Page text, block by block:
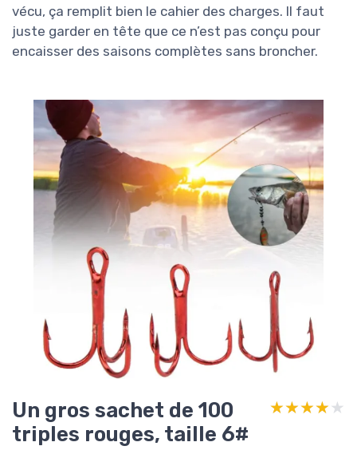
vécu, ça remplit bien le cahier des charges. Il faut
juste garder en tête que ce n’est pas conçu pour
encaisser des saisons complètes sans broncher.
Un gros sachet de 100
triples rouges, taille 6#
★★★★★
★★★★★